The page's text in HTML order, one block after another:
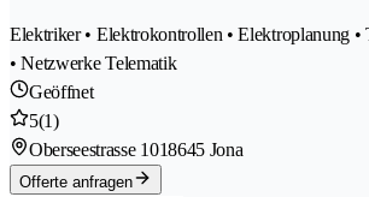
Elektriker • Elektrokontrollen • Elektroplanung •
• Netzwerke Telematik
Geöffnet
5(1)
Oberseestrasse 1018645 Jona
Offerte anfragen